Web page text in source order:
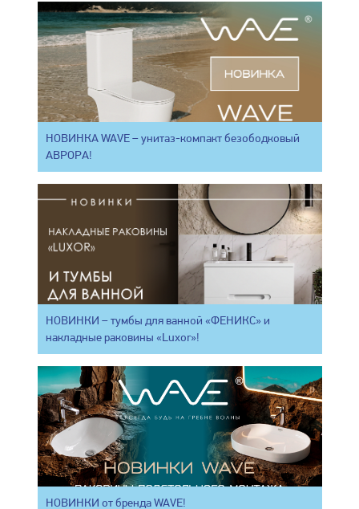
НОВИНКА WAVE – унитаз-компакт безободковый
АВРОРА!
НОВИНКИ – тумбы для ванной «ФЕНИКС» и
накладные раковины «Luxor»!
НОВИНКИ от бренда WAVE!